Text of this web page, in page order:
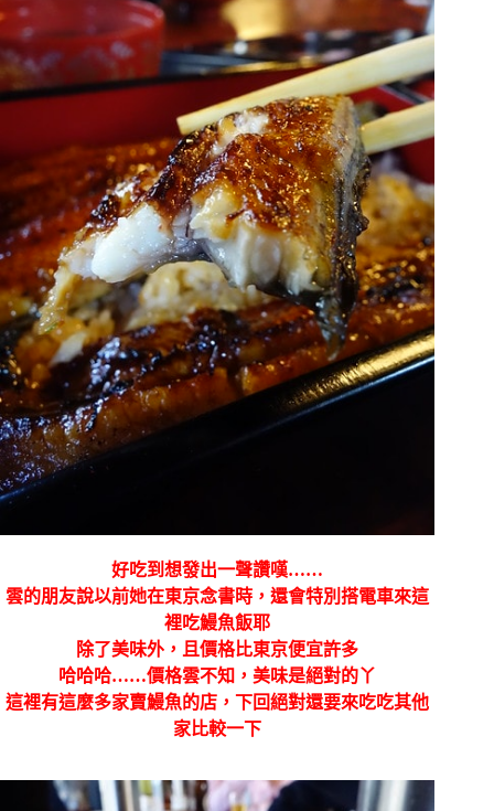
好吃到想發出一聲讚嘆……
雲的朋友說以前她在東京念書時，還會特別搭電車來這
裡吃鰻魚飯耶
除了美味外，且價格比東京便宜許多
哈哈哈……價格雲不知，美味是絕對的丫
這裡有這麼多家賣鰻魚的店，下回絕對還要來吃吃其他
家比較一下